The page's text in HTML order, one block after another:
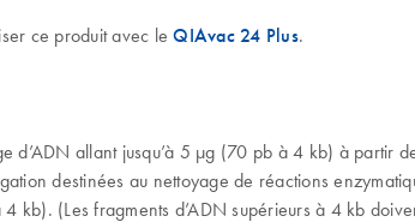
ce produit avec leQIAvac 24 Plus.
d’ADN allant jusqu’à 5 µg (70 pb à 4 kb) à
destinées au nettoyage de réactions
kb). (Les fragments d’ADN supérieurs à 4 kb